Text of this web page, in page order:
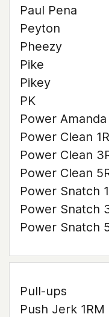
Paul Pena
Peyton
Pheezy
Pike
Pikey
PK
Power Amanda
Power Clean
Power Clean
Power Clean
Power Snatch
Power Snatch
Power Snatch
Pull-ups
Push Jerk 1RM